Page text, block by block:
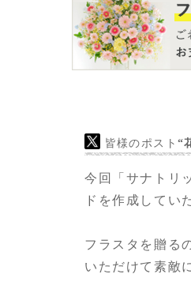
皆様のポスト“
今回「サナトリ
ドを作成してい
フラスタを贈る
いただけて素敵